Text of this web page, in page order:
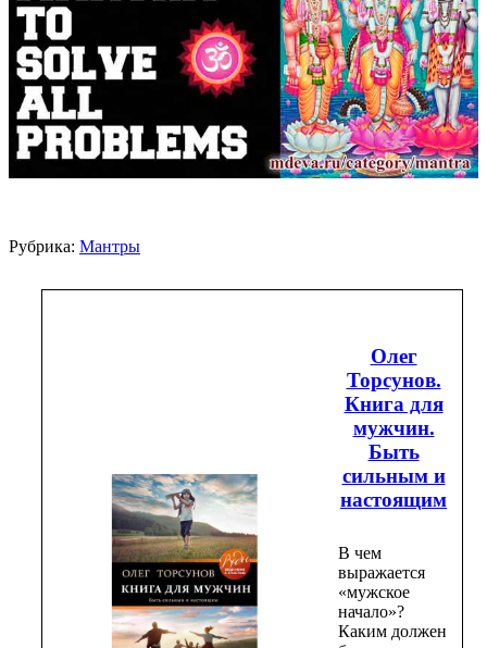
Рубрика: Мантры
Олег
Торсунов.
Книга для
мужчин.
Быть
сильным и
настоящим
В чем
выражается
«мужское
начало»?
Каким должен